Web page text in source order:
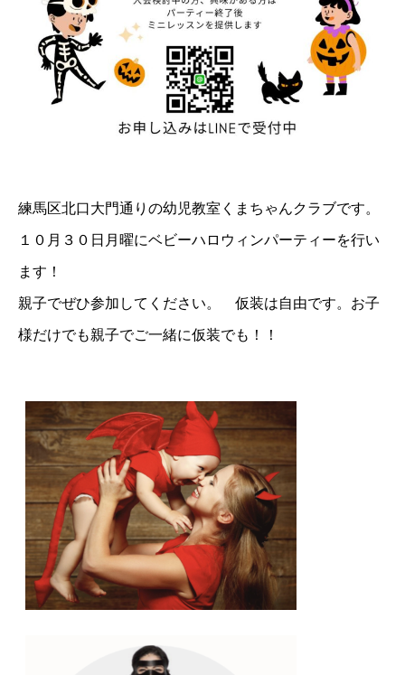
練馬区北口大門通りの幼児教室くまちゃんクラブです。
１０月３０日月曜にベビーハロウィンパーティーを行い
ます！
親子でぜひ参加してください。 仮装は自由です。お子
様だけでも親子でご一緒に仮装でも！！